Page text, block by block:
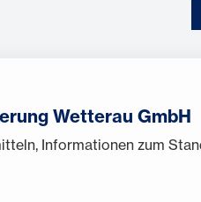
Wetterau GmbH
Informationen zum